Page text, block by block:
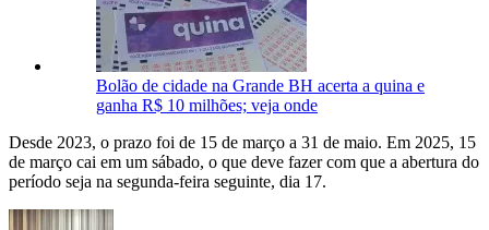
Bolão de cidade na Grande BH acerta a quina e
ganha R$ 10 milhões; veja onde
Desde 2023, o prazo foi de 15 de março a 31 de maio. Em 2025, 15
de março cai em um sábado, o que deve fazer com que a abertura do
período seja na segunda-feira seguinte, dia 17.